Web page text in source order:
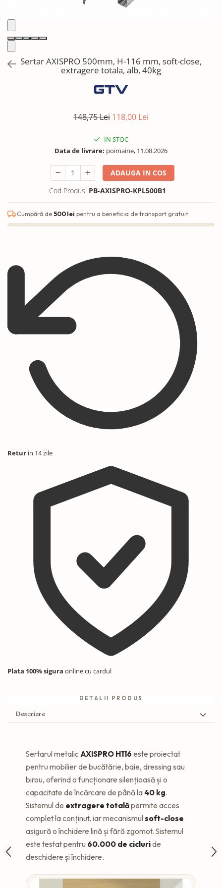
Plinte, antistropi & accesorii
Sertar AXISPRO 500mm, H-116 mm, soft-close,
extragere totala, alb, 40kg
148,75 Lei 118,00 Lei
IN STOC
Data de livrare: poimaine, 11.08.2026
ADAUGA IN COS
Cod Produs: PB-AXISPRO-KPL500B1
Cumpără de500 lei pentru a beneficia de transport gratuit
Retur in 14 zile
Plata 100% sigura online cu cardul
DETALII PRODUS
Descriere
Sertarul metalic AXISPRO H116 este proiectat
pentru mobilier de bucătărie, baie, dressing sau
birou, oferind o funcționare silențioasă și o
capacitate de încărcare de până la 40 kg.
Sistemul de extragere totalăpermite acces
complet la conținut, iar mecanismul soft-close
asigură o închidere lină și fără zgomot. Sistemul
este testat pentru 60.000 de cicluride
deschidere și închidere.